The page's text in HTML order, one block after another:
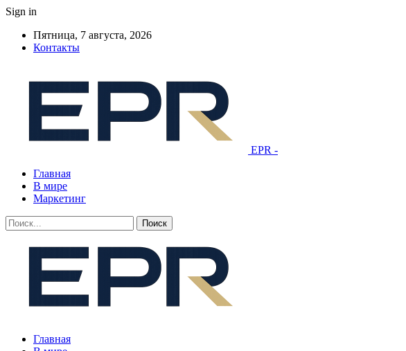
Sign in
Пятница, 7 августа, 2026
Контакты
EPR -
Главная
В мире
Маркетинг
Главная